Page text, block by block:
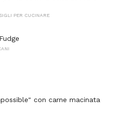
PER CUCINARE
con carne macinata